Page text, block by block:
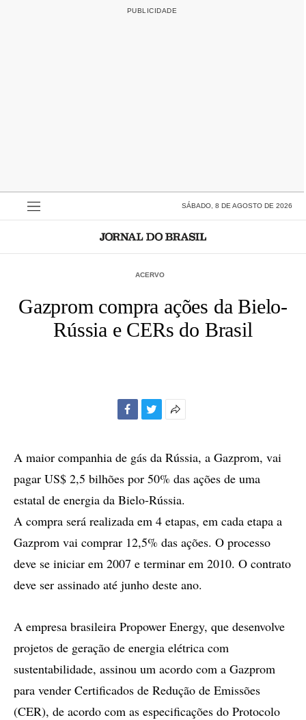
SÁBADO, 8 DE AGOSTO DE 2026
ACERVO
Gazprom compra ações da Bielo-
Rússia e CERs do Brasil
compartilhamento
A maior companhia de gás da Rússia, a Gazprom, vai
pagar US$ 2,5 bilhões por 50% das ações de uma
estatal de energia da Bielo-Rússia.
A compra será realizada em 4 etapas, em cada etapa a
Gazprom vai comprar 12,5% das ações. O processo
deve se iniciar em 2007 e terminar em 2010. O contrato
deve ser assinado até junho deste ano.
A empresa brasileira Propower Energy, que desenvolve
projetos de geração de energia elétrica com
sustentabilidade, assinou um acordo com a Gazprom
para vender Certificados de Redução de Emissões
(CER), de acordo com as especificações do Protocolo